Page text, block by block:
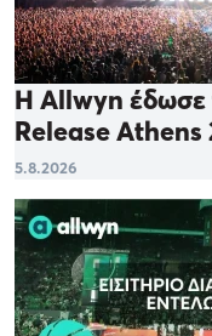
Η Allwyn έδωσε
Release Athens
5.8.2026